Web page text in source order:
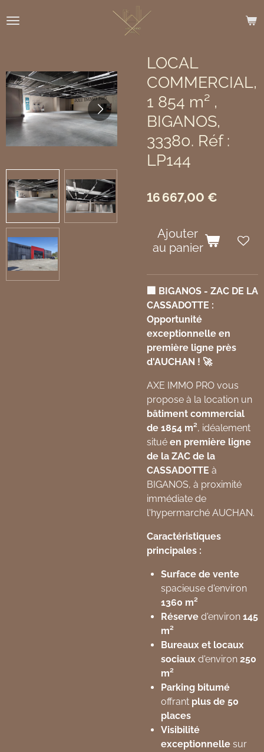
au
LOCAL
COMMERCIAL,
1 854 m² ,
BIGANOS,
33380. Réf :
LP144
16 667,00 €
Ajouter
au panier
🏢 BIGANOS - ZAC DE LA
CASSADOTTE :
Opportunité
exceptionnelle en
première ligne près
d'AUCHAN ! 🚀
AXE IMMO PRO vous
propose à la location un
bâtiment commercial
de 1854 m², idéalement
situé en première ligne
de la ZAC de la
CASSADOTTE à
BIGANOS, à proximité
immédiate de
l'hypermarché AUCHAN.
Caractéristiques
principales :
Surface de vente
spacieuse d'environ
1360 m²
Réserve d'environ 145
m²
Bureaux et locaux
sociaux d'environ 250
m²
Parking bitumé
offrant plus de 50
places
Visibilité
exceptionnelle sur